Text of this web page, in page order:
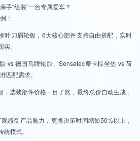
手“组装”一台专属爱车？
：
叶刀眉轮毂，6大核心部件支持自由搭配，实时
。
vs 德国马牌轮胎、Sensatec摩卡棕坐垫 vs 荷
匹配需求。
选装部件价格一目了然，最终总价自动生成，
感受产品魅力，更将决策时间缩短50%以上，
模式。